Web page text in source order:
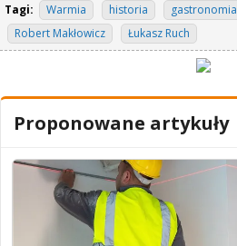
Tagi: Warmia historia gastronomia
Robert Makłowicz
Łukasz Ruch
Proponowane artykuły